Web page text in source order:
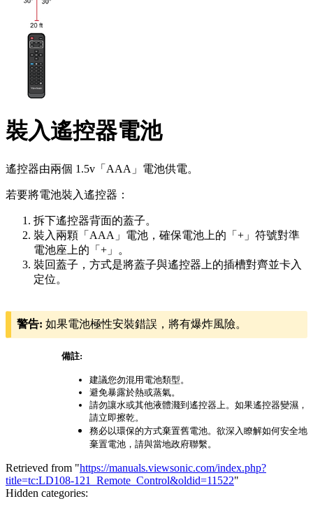
裝入遙控器電池
遙控器由兩個 1.5v「AAA」電池供電。
若要將電池裝入遙控器：
拆下遙控器背面的蓋子。
裝入兩顆「AAA」電池，確保電池上的「+」符號對準
電池座上的「+」。
裝回蓋子，方式是將蓋子與遙控器上的插槽對齊並卡入
定位。
警告: 如果電池極性安裝錯誤，將有爆炸風險。
備註:
建議您勿混用電池類型。
避免暴露於熱或蒸氣。
請勿讓水或其他液體濺到遙控器上。如果遙控器變濕，
請立即擦乾。
務必以環保的方式棄置舊電池。欲深入瞭解如何安全地
棄置電池，請與當地政府聯繫。
Retrieved from "https://manuals.viewsonic.com/index.php?
title=tc:LD108-121_Remote_Control&oldid=11522"
Hidden categories: